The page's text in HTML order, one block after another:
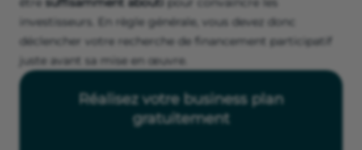
investisseurs. En règle générale, vous devez donc
déclencher votre recherche de financement participatif
juste avant sa mise en œuvre.
Réalisez votre business plan
gratuitement